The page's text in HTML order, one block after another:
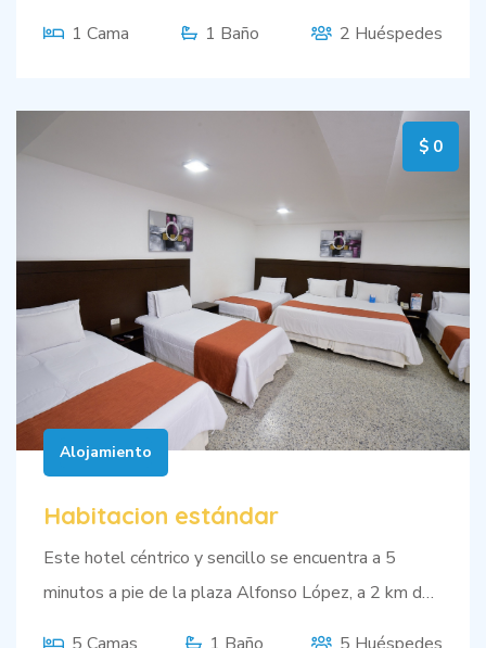
1 Cama 1 Baño 2 Huéspedes
$ 0
Alojamiento
Habitacion estándar
Este hotel céntrico y sencillo se encuentra a 5
minutos a pie de la plaza Alfonso López, a 2 km del